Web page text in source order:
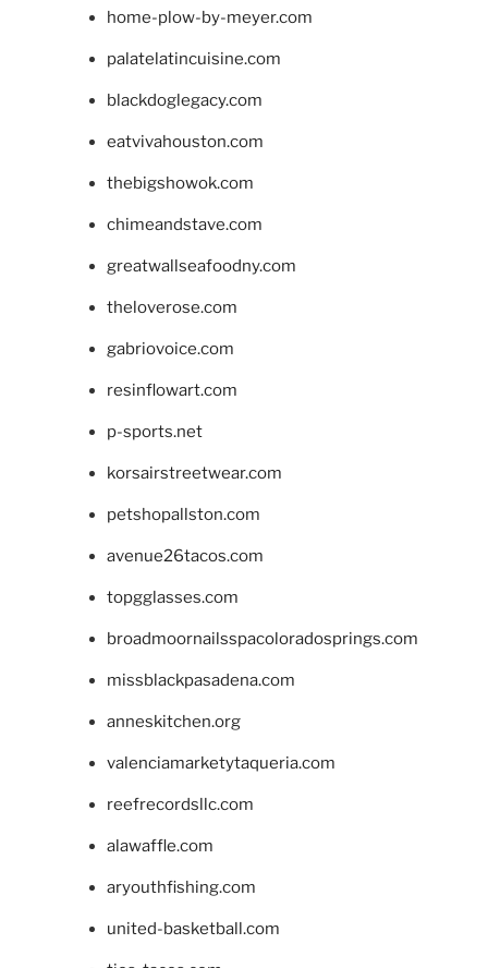
home-plow-by-meyer.com
palatelatincuisine.com
blackdoglegacy.com
eatvivahouston.com
thebigshowok.com
chimeandstave.com
greatwallseafoodny.com
theloverose.com
gabriovoice.com
resinflowart.com
p-sports.net
korsairstreetwear.com
petshopallston.com
avenue26tacos.com
topgglasses.com
broadmoornailsspacoloradosprings.com
missblackpasadena.com
anneskitchen.org
valenciamarketytaqueria.com
reefrecordsllc.com
alawaffle.com
aryouthfishing.com
united-basketball.com